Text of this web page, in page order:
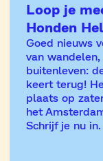
Loop je
Honden
Goed nieuws
van
buitenleven:
keert terug!
plaats op
het
Schrijf je nu in.